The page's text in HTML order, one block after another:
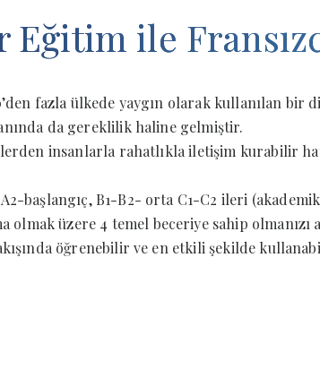
ile
fazla ülkede yaygın olarak kullanılan bir
da gereklilik haline gelmiştir.
insanlarla rahatlıkla iletişim kurabilir
başlangıç, B1-B2- orta C1-C2 ileri
üzere 4 temel beceriye sahip olmanızı
öğrenebilir ve en etkili şekilde